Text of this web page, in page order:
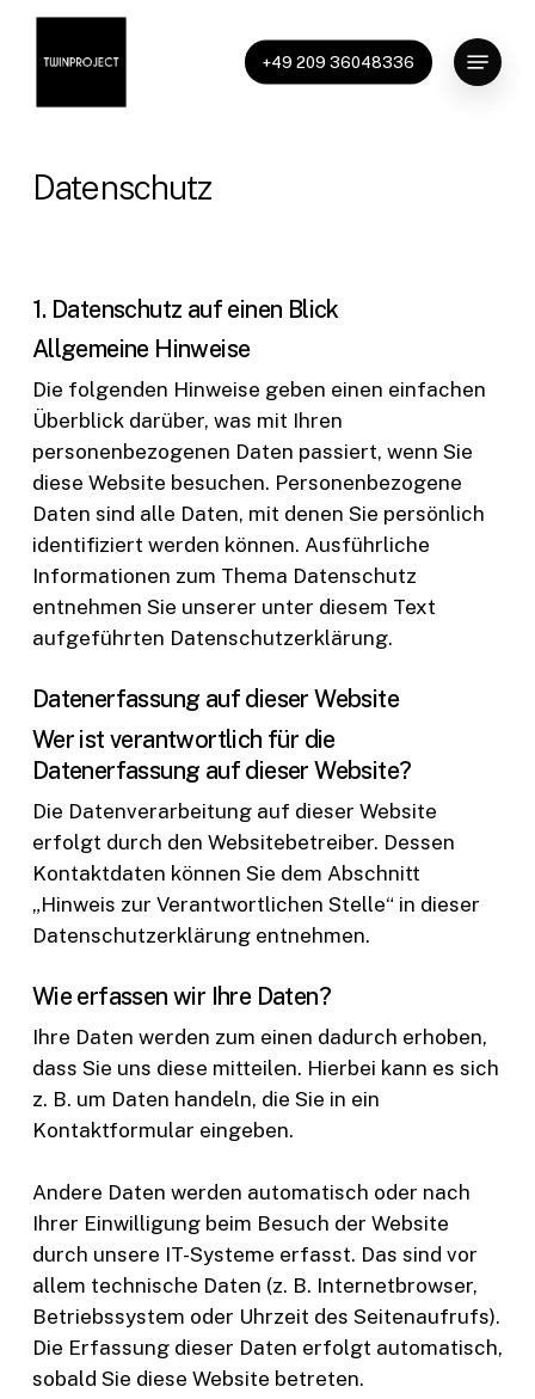
Skip
content
+49 209 36048336
Menu
Datenschutz
1. Datenschutz auf einen Blick
Allgemeine Hinweise
Die folgenden Hinweise geben einen einfachen
Überblick darüber, was mit Ihren
personenbezogenen Daten passiert, wenn Sie
diese Website besuchen. Personenbezogene
Daten sind alle Daten, mit denen Sie persönlich
identifiziert werden können. Ausführliche
Informationen zum Thema Datenschutz
entnehmen Sie unserer unter diesem Text
aufgeführten Datenschutzerklärung.
Datenerfassung auf dieser Website
Wer ist verantwortlich für die
Datenerfassung auf dieser Website?
Die Datenverarbeitung auf dieser Website
erfolgt durch den Websitebetreiber. Dessen
Kontaktdaten können Sie dem Abschnitt
„Hinweis zur Verantwortlichen Stelle“ in dieser
Datenschutzerklärung entnehmen.
Wie erfassen wir Ihre Daten?
Ihre Daten werden zum einen dadurch erhoben,
dass Sie uns diese mitteilen. Hierbei kann es sich
z. B. um Daten handeln, die Sie in ein
Kontaktformular eingeben.
Andere Daten werden automatisch oder nach
Ihrer Einwilligung beim Besuch der Website
durch unsere IT-Systeme erfasst. Das sind vor
allem technische Daten (z. B. Internetbrowser,
Betriebssystem oder Uhrzeit des Seitenaufrufs).
Die Erfassung dieser Daten erfolgt automatisch,
sobald Sie diese Website betreten.